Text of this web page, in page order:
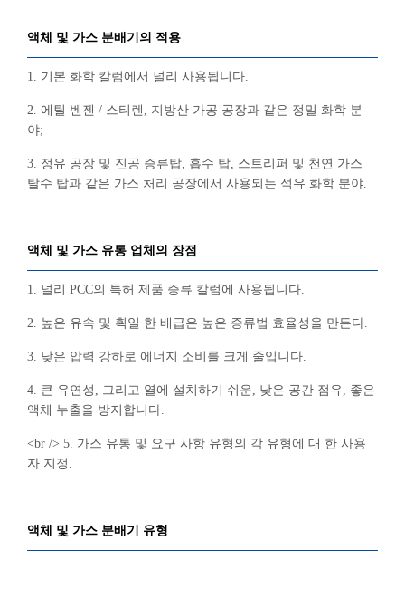
액체 및 가스 분배기의 적용
1. 기본 화학 칼럼에서 널리 사용됩니다.
2. 에틸 벤젠 / 스티렌, 지방산 가공 공장과 같은 정밀 화학 분
야;
3. 정유 공장 및 진공 증류탑, 흡수 탑, 스트리퍼 및 천연 가스
탈수 탑과 같은 가스 처리 공장에서 사용되는 석유 화학 분야.
액체 및 가스 유통 업체의 장점
1. 널리 PCC의 특허 제품 증류 칼럼에 사용됩니다.
2. 높은 유속 및 획일 한 배급은 높은 증류법 효율성을 만든다.
3. 낮은 압력 강하로 에너지 소비를 크게 줄입니다.
4. 큰 유연성, 그리고 열에 설치하기 쉬운, 낮은 공간 점유, 좋은
액체 누출을 방지합니다.
<br /> 5. 가스 유통 및 요구 사항 유형의 각 유형에 대 한 사용
자 지정.
액체 및 가스 분배기 유형